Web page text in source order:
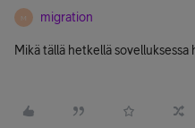
M migration
Mikä tällä hetkellä